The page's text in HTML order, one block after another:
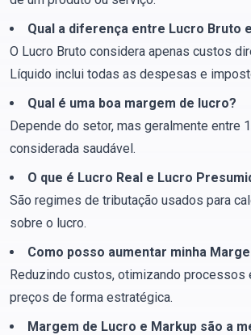
Qual a diferença entre Lucro Bruto
O Lucro Bruto considera apenas custos
Líquido inclui todas as despesas e
Qual é uma boa margem de lucro?
Depende do setor, mas geralmente entre
considerada saudável.
O que é Lucro Real e Lucro
São regimes de tributação usados para
sobre o lucro.
Como posso aumentar minha
Reduzindo custos, otimizando processos
preços de forma estratégica.
Margem de Lucro e Markup são a